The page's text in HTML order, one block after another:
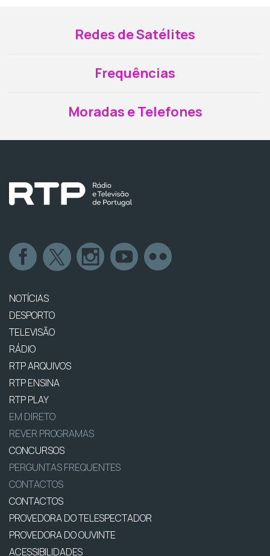
Redes de Satélites
Frequências
Moradas e Telefones
NOTÍCIAS
DESPORTO
TELEVISÃO
RÁDIO
RTP ARQUIVOS
RTP ENSINA
RTP PLAY
EM DIRETO
REVER PROGRAMAS
CONCURSOS
PERGUNTAS FREQUENTES
CONTACTOS
CONTACTOS
PROVEDORA DO TELESPECTADOR
PROVEDORA DO OUVINTE
ACESSIBILIDADES